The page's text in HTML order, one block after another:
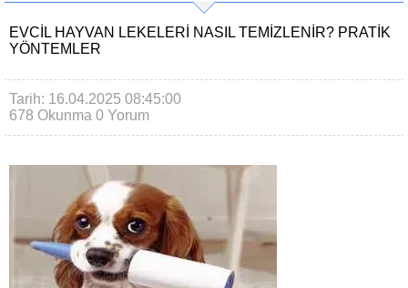
EVCIL HAYVAN LEKELERI NASIL TEMIZLENIR? PRATIK
YÖNTEMLER
Tarih: 16.04.2025 08:45:00
678 Okunma 0 Yorum